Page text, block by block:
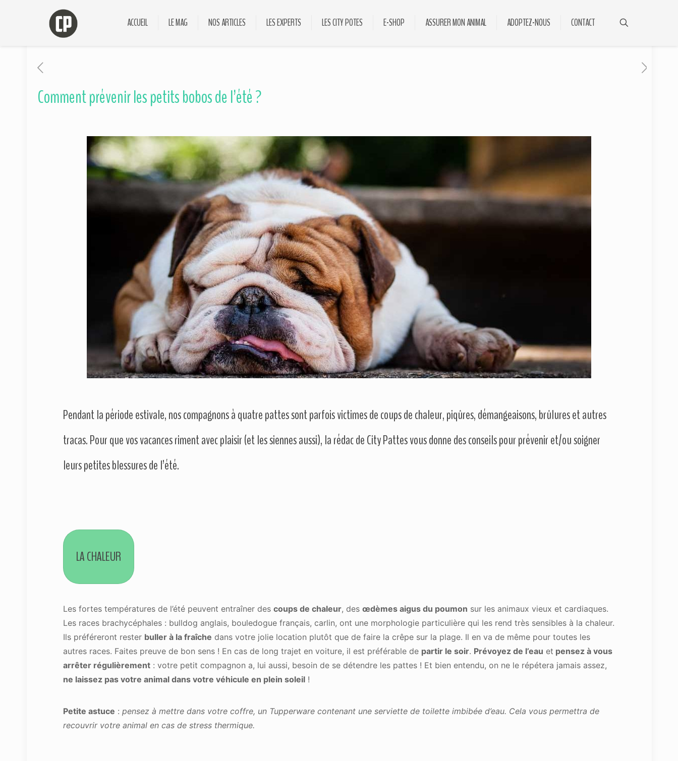
ACCUEIL LE MAG NOS ARTICLES LES EXPERTS LES CITY POTES E-SHOP ASSURER MON ANIMAL ADOPTEZ-NOUS CONTACT
Comment prévenir les petits bobos de l’été ?
Pendant la période estivale, nos compagnons à quatre pattes sont parfois victimes de coups de chaleur, piqûres, démangeaisons, brûlures et autres
tracas. Pour que vos vacances riment avec plaisir (et les siennes aussi), la rédac de City Pattes vous donne des conseils pour prévenir et/ou soigner
leurs petites blessures de l’été.
LA CHALEUR
Les fortes températures de l’été peuvent entraîner des coups de chaleur, des œdèmes aigus du poumon sur les animaux vieux et cardiaques.
Les races brachycéphales : bulldog anglais, bouledogue français, carlin, ont une morphologie particulière qui les rend très sensibles à la chaleur.
Ils préféreront rester buller à la fraîche dans votre jolie location plutôt que de faire la crêpe sur la plage. Il en va de même pour toutes les
autres races. Faites preuve de bon sens ! En cas de long trajet en voiture, il est préférable de partir le soir. Prévoyez de l’eau et pensez à vous
arrêter régulièrement: votre petit compagnon a, lui aussi, besoin de se détendre les pattes ! Et bien entendu, on ne le répétera jamais assez,
ne laissez pas votre animal dans votre véhicule en plein soleil!
Petite astuce : pensez à mettre dans votre coffre, un Tupperware contenant une serviette de toilette imbibée d’eau. Cela vous permettra de
recouvrir votre animal en cas de stress thermique.